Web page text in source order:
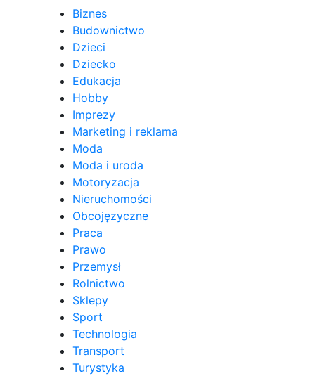
Biznes
Budownictwo
Dzieci
Dziecko
Edukacja
Hobby
Imprezy
Marketing i reklama
Moda
Moda i uroda
Motoryzacja
Nieruchomości
Obcojęzyczne
Praca
Prawo
Przemysł
Rolnictwo
Sklepy
Sport
Technologia
Transport
Turystyka